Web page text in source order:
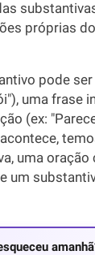
próprias
pode
uma frase
(ex:
uma oração
um